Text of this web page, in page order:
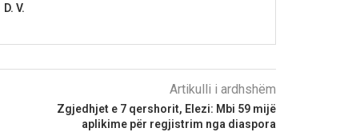
D. V.
Artikulli i ardhshëm
Zgjedhjet e 7 qershorit, Elezi: Mbi 59 mijë
aplikime për regjistrim nga diaspora